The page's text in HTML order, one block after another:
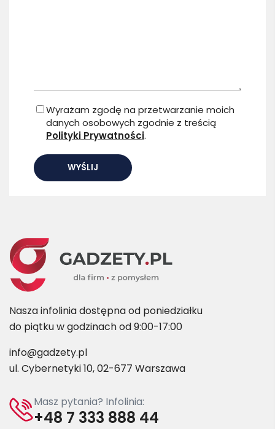
Wyrażam zgodę na przetwarzanie moich
danych osobowych zgodnie z treścią
Polityki Prywatności.
Nasza infolinia dostępna od poniedziałku
do piątku w godzinach od 9:00-17:00
info@gadzety.pl
ul. Cybernetyki 10, 02-677 Warszawa
Masz pytania? Infolinia:
+48 7 333 888 44